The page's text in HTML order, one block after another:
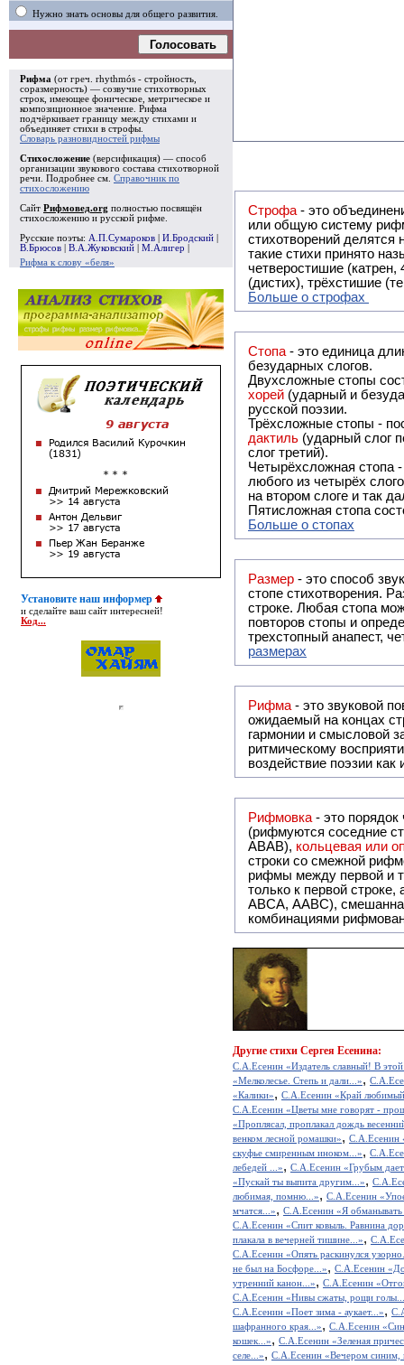
Нужно знать основы для общего развития.
Голосовать
Рифма (от греч. rhythmós - стройность,
соразмерность) — созвучие стихотворных
строк, имеющее фоническое, метрическое и
композиционное значение. Рифма
подчёркивает границу между стихами и
объединяет стихи в строфы
Словарь разновидностей рифмы
Стихосложение (версификация) — способ
организации звукового состава стихотворной
речи. Подробнее см. Справочник по
стихосложению
Сайт Рифмовед.org полностью посвящён
стихосложению и русской рифме.
Русские поэты: А.П.Сумароков И.Бродский
В.Брюсов
В.А.Жуковский М.Алигер
Рифма к слову «беля»
Установите наш информер
и сделайте ваш сайт интересней!
Код...
Строфа - это объединение двух
или общую систему рифм, и регулярно или периодически
стихотворений делятся на строфы и т.о. являются строфическими.
такие стихи принято называть астрофическими. Самая популярная строфа в русской поэзии -
четверостишие
(дистих), трёхстишие
Больше о строфах
Стопа - это единица
безударных слогов.
Двухсложные стопы
хорей (ударный и
русской поэзии.
Трёхсложные стопы -
дактиль (ударный слог
слог третий).
Четырёхсложная стопа
любого из четырёх
на втором слоге и так
Пятисложная стопа
Больше о стопах
Размер - это способ
стопе стихотворения.
строке. Любая стопа
повторов стопы и
трехстопный анапест,
размерах
Рифма - это звуковой повтор, традиционно используемый в поэзии и, как
ожидаемый на концах
гармонии и смысловой
ритмическому
воздействие поэзии
Рифмовка - это
(рифмуются соседние
ABAB), кольцевая или
строки со смежной
рифмы между первой и
только к первой
ABCA, AABC), смешанная или вольная рифмовка (рифмовка в сложных строфах с различными
комбинациями
Другие стихи Сергея Есенина:
С.А.Есенин «Издатель славный! В
«Мелколесье. Степь и дали...»,
«Калики», С.А.Есенин «Край
С.А.Есенин «Цветы мне говорят -
«Проплясал, проплакал дождь
венком лесной ромашки», С.А.Есенин
скуфье смиренным иноком...»,
лебедей ...», С.А.Есенин «Грубым
«Пускай ты выпита другим...»,
любимая, помню...», С.А.Есенин
мчатся...», С.А.Есенин «Я обманывать
С.А.Есенин «Спит ковыль. Равнина
плакала в вечерней тишине...»,
С.А.Есенин «Опять раскинулся
не был на Босфоре...», С.А.Есенин «До
утренний канон...», С.А.Есенин
С.А.Есенин «Нивы сжаты, рощи
С.А.Есенин «Поет зима - аукает...»,
шафранного края...», С.А.Есенин
кошек...», С.А.Есенин «Зеленая
селе...», С.А.Есенин «Вечером синим,